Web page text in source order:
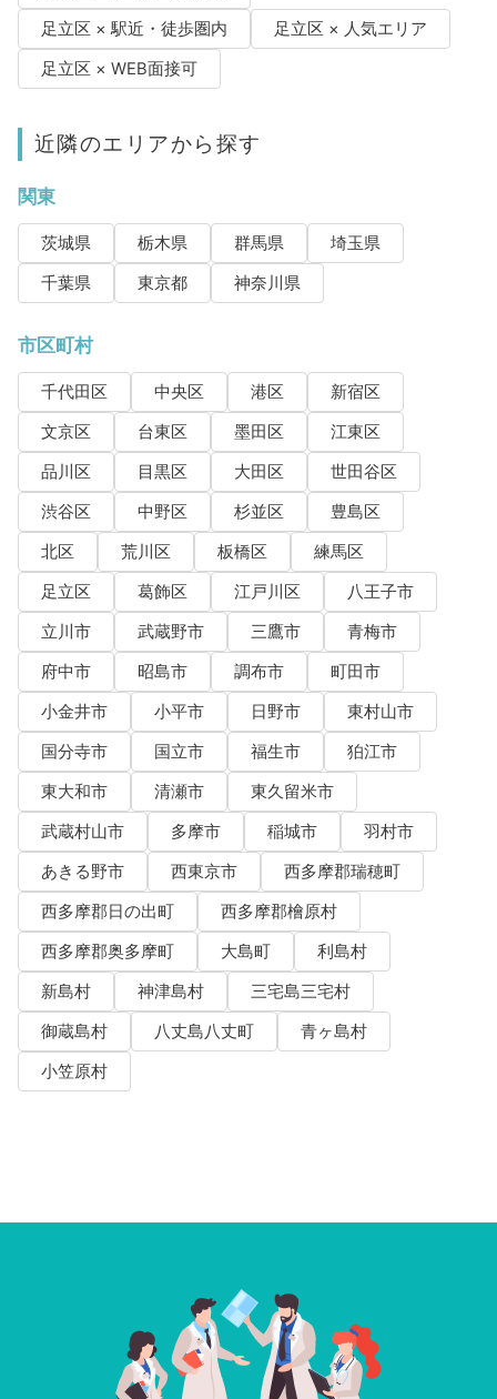
足立区 × 駅近・徒歩圏内
足立区 × 人気エリア
足立区 × WEB面接可
近隣のエリアから探す
関東
茨城県 栃木県 群馬県
埼玉県
千葉県
東京都 神奈川県
市区町村
千代田区 中央区 港区
新宿区
文京区
台東区 墨田区
江東区
品川区
目黒区 大田区
世田谷区
渋谷区
中野区 杉並区
豊島区
北区
荒川区 板橋区
練馬区
足立区
葛飾区 江戸川区
八王子市
立川市
武蔵野市 三鷹市
青梅市
府中市
昭島市 調布市
町田市
小金井市
小平市 日野市
東村山市
国分寺市
国立市 福生市
狛江市
東大和市
清瀬市
東久留米市
武蔵村山市
多摩市 稲城市
羽村市
あきる野市
西東京市
西多摩郡瑞穂町
西多摩郡日の出町
西多摩郡檜原村
西多摩郡奥多摩町
大島町
利島村
新島村
神津島村
三宅島三宅村
御蔵島村
八丈島八丈町
青ヶ島村
小笠原村